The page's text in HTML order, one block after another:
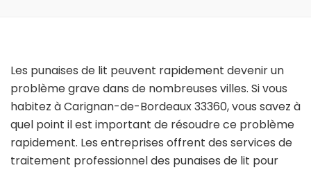
Les punaises de lit peuvent rapidement devenir un
problème grave dans de nombreuses villes. Si vous
habitez à Carignan-de-Bordeaux 33360, vous savez à
quel point il est important de résoudre ce problème
rapidement. Les entreprises offrent des services de
traitement professionnel des punaises de lit pour